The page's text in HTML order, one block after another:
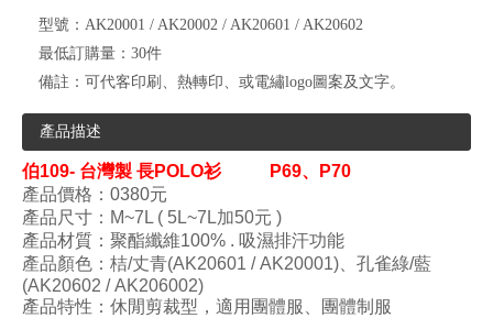
型號： AK20001 / AK20002 / AK20601 / AK20602
最低訂購量： 30件
備註： 可代客印刷、熱轉印、或電繡logo圖案及文字。
產品描述
伯109- 台灣製 長POLO衫 P69、
P70
產品價格：0380元
產品尺寸 ：M~7L ( 5L~7L加50元 )
產品材質 ： 聚酯纖維100% . 吸濕排汗功能
產品顏色 ：桔/丈青(AK20601 /AK20001) 、孔雀綠/藍
(AK20602 /AK206002)
產品特性 ： 休閒剪裁型 ， 適用團體服、團體制服